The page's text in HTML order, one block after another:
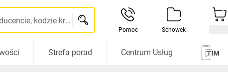
Szukaj po nazwie, indeksie, producencie, kodzie kreskowym...
Pomoc Schowek
Strefa porad Centrum Usług